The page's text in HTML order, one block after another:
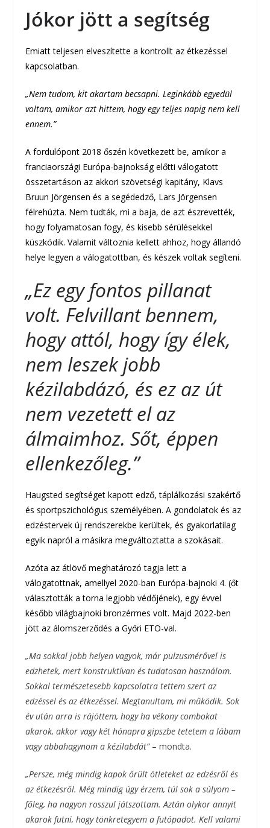
Jókor jött a segítség
Emiatt teljesen elveszítette a kontrollt az étkezéssel
kapcsolatban.
„Nem tudom, kit akartam becsapni. Leginkább egyedül
voltam, amikor azt hittem, hogy egy teljes napig nem kell
ennem.”
A fordulópont 2018 őszén következett be, amikor a
franciaországi Európa-bajnokság előtti válogatott
összetartáson az akkori szövetségi kapitány, Klavs
Bruun Jörgensen és a segédedző, Lars Jörgensen
félrehúzta. Nem tudták, mi a baja, de azt észrevették,
hogy folyamatosan fogy, és kisebb sérülésekkel
küszködik. Valamit változnia kellett ahhoz, hogy állandó
helye legyen a válogatottban, és készek voltak segíteni.
„Ez egy fontos pillanat
volt. Felvillant bennem,
hogy attól, hogy így élek,
nem leszek jobb
kézilabdázó, és ez az út
nem vezetett el az
álmaimhoz. Sőt, éppen
ellenkezőleg.”
Haugsted segítséget kapott edző, táplálkozási szakértő
és sportpszichológus személyében. A gondolatok és az
edzéstervek új rendszerekbe kerültek, és gyakorlatilag
egyik napról a másikra megváltoztatta a szokásait.
Azóta az átlövő meghatározó tagja lett a
válogatottnak, amellyel 2020-ban Európa-bajnoki 4. (őt
választották a torna legjobb védőjének), egy évvel
később világbajnoki bronzérmes volt. Majd 2022-ben
jött az álomszerződés a Győri ETO-val.
„Ma sokkal jobb helyen vagyok, már pulzusmérővel is
edzhetek, mert konstruktívan és tudatosan használom.
Sokkal természetesebb kapcsolatra tettem szert az
edzéssel és az étkezéssel. Megtanultam, mi működik. Sok
év után arra is rájöttem, hogy ha vékony combokat
akarok, akkor vagy két hónapra gipszbe tetetem a lábam
vagy abbahagynom a kézilabdát”– mondta.
„Persze, még mindig kapok őrült ötleteket az edzésről és
az étkezésről. Még mindig úgy érzem, túl sok a súlyom –
főleg, ha nagyon rosszul játszottam. Aztán olykor annyit
akarok futni, hogy tönkretegyem a futópadot. Kell valami